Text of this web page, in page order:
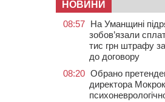
НОВИНИ
08:57 На Уманщині
зобов’язали
тис грн штрафу за
до договору
08:20 Обрано
директора